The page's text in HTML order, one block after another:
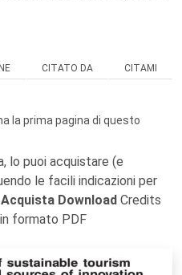
CITATO DA CITAMI
la prima pagina di questo
lo puoi acquistare (e
le facili indicazioni per
Acquista Download Credits
formato PDF